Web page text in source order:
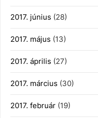
2017. június (28)
2017. május (13)
2017. április (27)
2017. március (30)
2017. február (19)